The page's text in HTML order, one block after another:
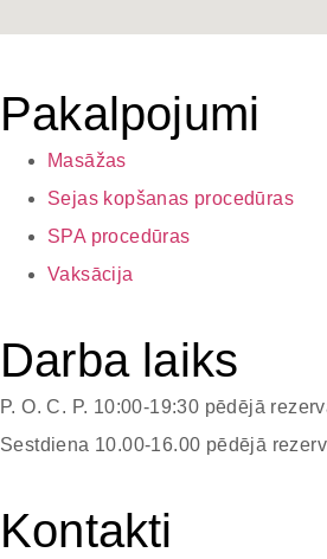
Pakalpojumi
Masāžas
Sejas kopšanas procedūras
SPA procedūras
Vaksācija
Darba laiks
P. O. C. P. 10:00-19:30 pēdējā
Sestdiena 10.00-16.00 pēdējā
Kontakti